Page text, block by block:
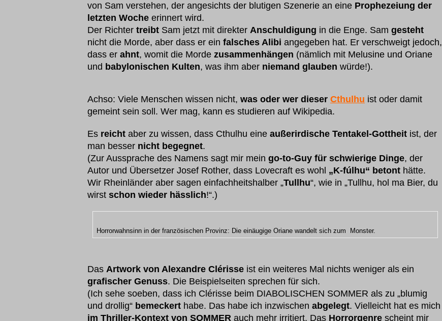
von Sam verstehen, der angesichts der blutigen Szenerie an eine Prophezeiung der
letzten Woche erinnert wird.
Der Richter treibt Sam jetzt mit direkter Anschuldigung in die Enge. Sam gesteht
nicht die Morde, aber dass er ein falsches Alibi angegeben hat. Er verschweigt jedoch,
dass er ahnt, womit die Morde zusammenhängen (nämlich mit Melusine und Oriane
und babylonischen Kulten, was ihm aber niemand glauben würde!).
Achso: Viele Menschen wissen nicht, was oder wer dieser Cthulhu ist oder damit
gemeint sein soll. Wer mag, kann es studieren auf Wikipedia.
Es reicht aber zu wissen, dass Cthulhu eine außerirdische Tentakel-Gottheit ist, der
man besser nicht begegnet.
(Zur Aussprache des Namens sagt mir mein go-to-Guy für schwierige Dinge, der
Autor und Übersetzer Josef Rother, dass Lovecraft es wohl „K-fúlhu“ betont hätte.
Wir Rheinländer aber sagen einfachheitshalber „Tullhu“, wie in „Tullhu, hol ma Bier, du
wirst schon wieder hässlich!“.)
Horrorwahnsinn in der französischen Provinz: Die einäugige Oriane wandelt sich zum Monster.
Das Artwork von Alexandre Clérisse ist ein weiteres Mal nichts weniger als ein
grafischer Genuss. Die Beispielseiten sprechen für sich.
(Ich sehe soeben, dass ich Clérisse beim DIABOLISCHEN SOMMER als zu „blumig
und drollig“ bemeckert habe. Das habe ich inzwischen abgelegt. Vielleicht hat es mich
im Thriller-Kontext von SOMMER auch mehr irritiert. Das Horrorgenre scheint mir